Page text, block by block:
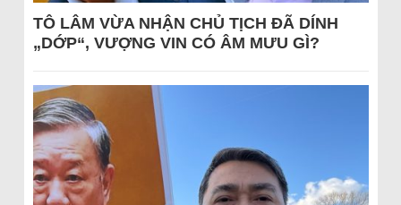
TÔ LÂM VỪA NHẬN CHỦ TỊCH ĐÃ DÍNH
„DỚP“, VƯỢNG VIN CÓ ÂM MƯU GÌ?